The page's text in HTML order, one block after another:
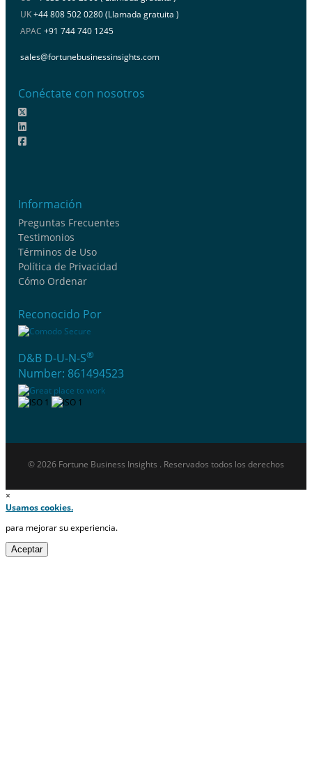
UK+44 808 502 0280 (Llamada gratuita )
APAC +91 744 740 1245
sales@fortunebusinessinsights.com
Conéctate con nosotros
Información
Preguntas Frecuentes
Testimonios
Términos de Uso
Política de Privacidad
Cómo Ordenar
Reconocido Por
D&B D-U-N-S®
Number: 861494523
© 2026 Fortune Business Insights . Reservados todos los derechos
×
Usamos cookies.
para mejorar su experiencia.
Aceptar